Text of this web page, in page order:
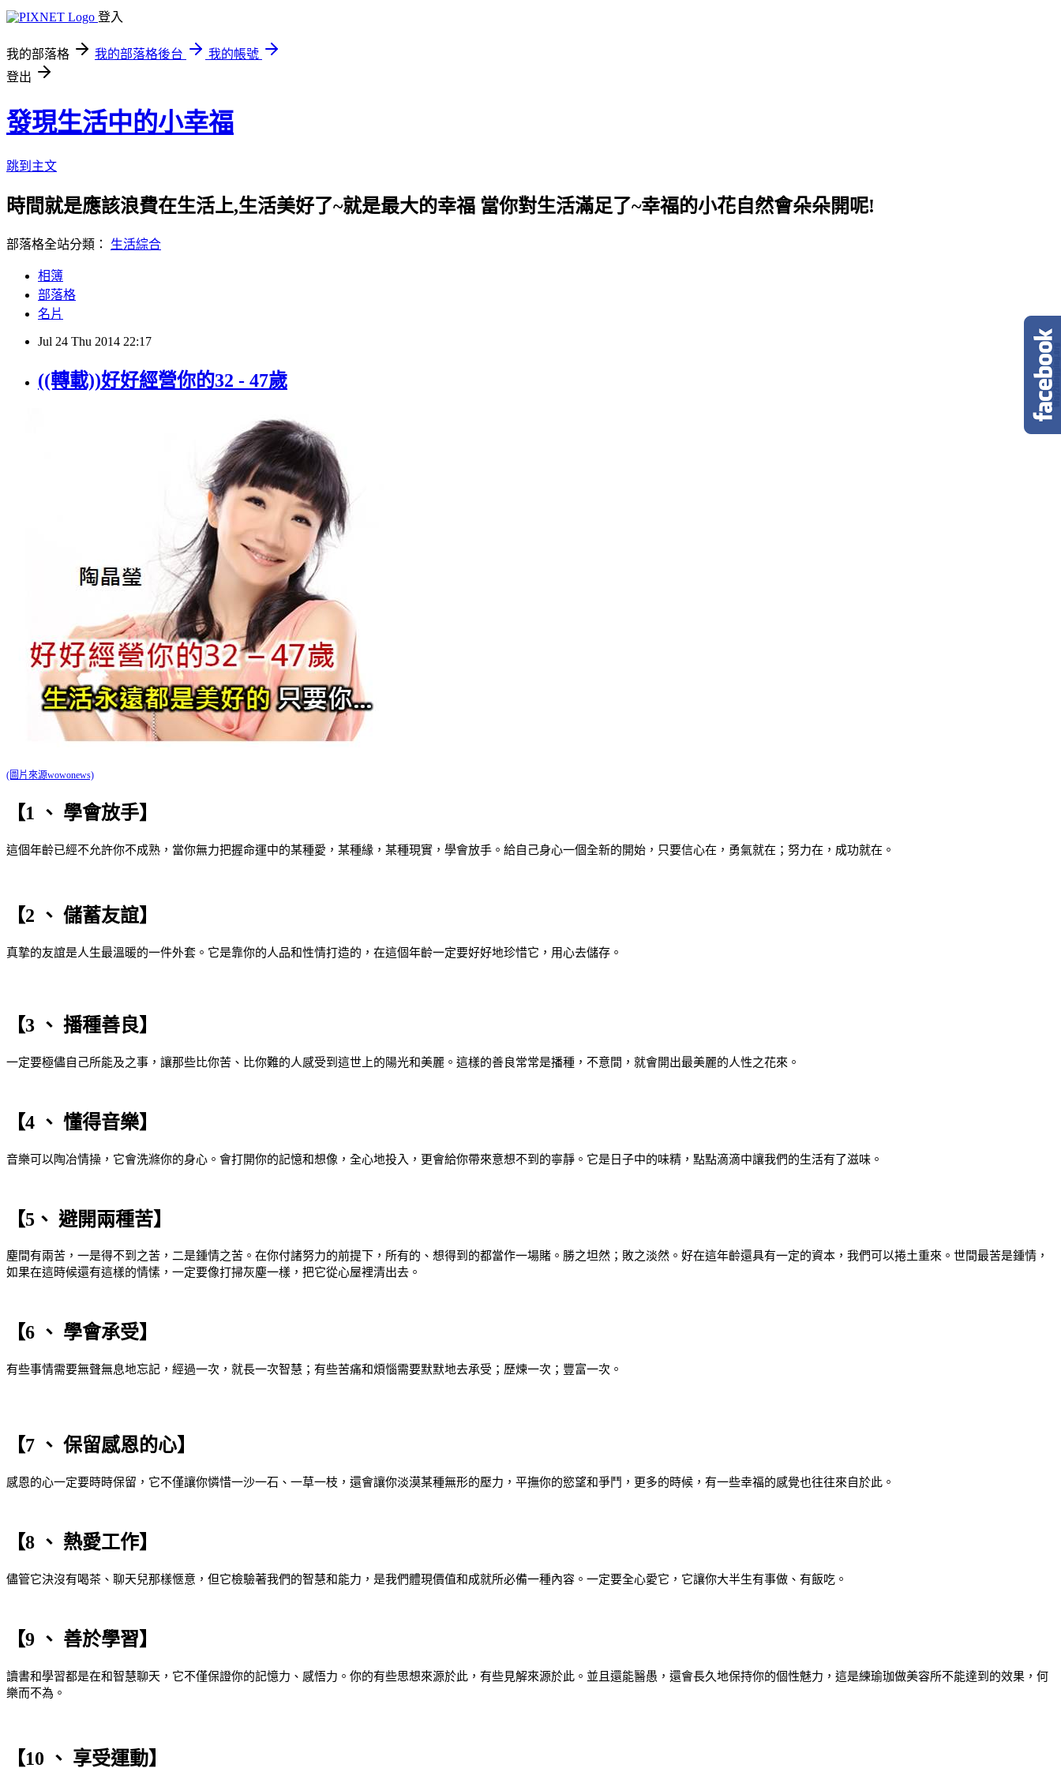
登入
我的部落格 我的部落格後台
我的帳號
登出
發現生活中的小幸福
跳到主文
時間就是應該浪費在生活上,生活美好了~就是最大的幸福 當你對生活滿足了~幸福的小花自然會朵朵開呢!
部落格全站分類： 生活綜合
相簿
部落格
名片
Jul 24 Thu 2014 22:17
((轉載))好好經營你的32 - 47歲
(圖片來源wowonews)
【1 、 學會放手】
這個年齡已經不允許你不成熟，當你無力把握命運中的某種愛，某種緣，某種現實，學會放手。給自己身心一個全新的開始，只要信心在，勇氣就在；努力在，成功就在。
【2 、 儲蓄友誼】
真摯的友誼是人生最溫暖的一件外套。它是靠你的人品和性情打造的，在這個年齡一定要好好地珍惜它，用心去儲存。
【3 、 播種善良】
一定要極儘自己所能及之事，讓那些比你苦、比你難的人感受到這世上的陽光和美麗。這樣的善良常常是播種，不意間，就會開出最美麗的人性之花來。
【4 、 懂得音樂】
音樂可以陶冶情操，它會洗滌你的身心。會打開你的記憶和想像，全心地投入，更會給你帶來意想不到的寧靜。它是日子中的味精，點點滴滴中讓我們的生活有了滋味。
【5、 避開兩種苦】
塵間有兩苦，一是得不到之苦，二是鍾情之苦。在你付諸努力的前提下，所有的、想得到的都當作一場賭。勝之坦然；敗之淡然。好在這年齡還具有一定的資本，我們可以捲土重來。世間最苦是鍾情，
如果在這時候還有這樣的情愫，一定要像打掃灰塵一樣，把它從心屋裡清出去。
【6 、 學會承受】
有些事情需要無聲無息地忘記，經過一次，就長一次智慧；有些苦痛和煩惱需要默默地去承受；歷煉一次；豐富一次。
【7 、 保留感恩的心】
感恩的心一定要時時保留，它不僅讓你憐惜一沙一石、一草一枝，還會讓你淡漠某種無形的壓力，平撫你的慾望和爭鬥，更多的時候，有一些幸福的感覺也往往來自於此。
【8 、 熱愛工作】
儘管它決沒有喝茶、聊天兒那樣愜意，但它檢驗著我們的智慧和能力，是我們體現價值和成就所必備一種內容。一定要全心愛它，它讓你大半生有事做、有飯吃。
【9 、 善於學習】
讀書和學習都是在和智慧聊天，它不僅保證你的記憶力、感悟力。你的有些思想來源於此，有些見解來源於此。並且還能醫愚，還會長久地保持你的個性魅力，這是練瑜珈做美容所不能達到的效果，何
樂而不為。
【10 、 享受運動】